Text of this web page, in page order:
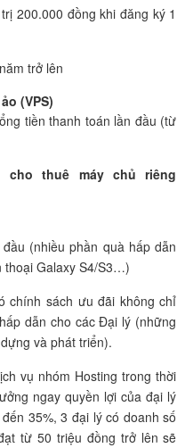
200.000 đồng khi đăng ký 1
trở lên
(VPS)
tiền thanh toán lần đầu (từ
cho thuê máy chủ riêng
(nhiều phần quà hấp dẫn
thoại Galaxy S4/S3…)
chính sách ưu đãi không chỉ
dẫn cho các Đại lý (những
và phát triển).
vụ nhóm Hosting trong thời
ngay quyền lợi của đại lý
35%, 3 đại lý có doanh số
từ 50 triệu đồng trở lên sẽ